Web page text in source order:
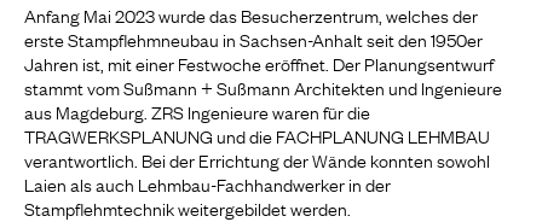
Anfang Mai 2023 wurde das Besucherzentrum, welches der
erste Stampflehmneubau in Sachsen-Anhalt seit den 1950er
Jahren ist, mit einer Festwoche eröffnet. Der Planungsentwurf
stammt vom Sußmann + Sußmann Architekten und Ingenieure
aus Magdeburg. ZRS Ingenieure waren für die
TRAGWERKSPLANUNG und die FACHPLANUNG LEHMBAU
verantwortlich. Bei der Errichtung der Wände konnten sowohl
Laien als auch Lehmbau-Fachhandwerker in der
Stampflehmtechnik weitergebildet werden.